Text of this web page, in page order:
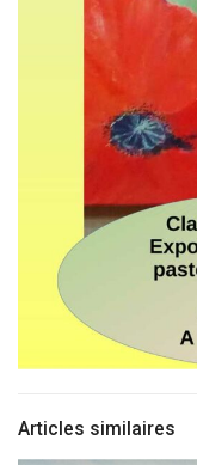
Articles similaires